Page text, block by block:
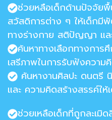
ช่วยหลือเด็กด้านปัจจัยพื้
สวัสดิการต่าง ๆ ให้เด็กมี
ทางร่างกาย สติปัญญา แล
ค้นหาทางเลือกทางการ
เสรีภาพในการรับฟังความ
ค้นหางานศิลปะ ดนตรี
และ ความคิดสร้างสรรค์ให้
ช่วยเหลือเด็กที่ถูกละเ